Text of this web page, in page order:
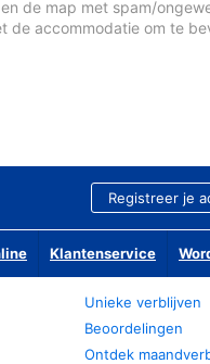
de map met spam/
de accommodatie om te
Registreer je
Klantenservice
Unieke verblijven
Beoordelingen
Ontdek